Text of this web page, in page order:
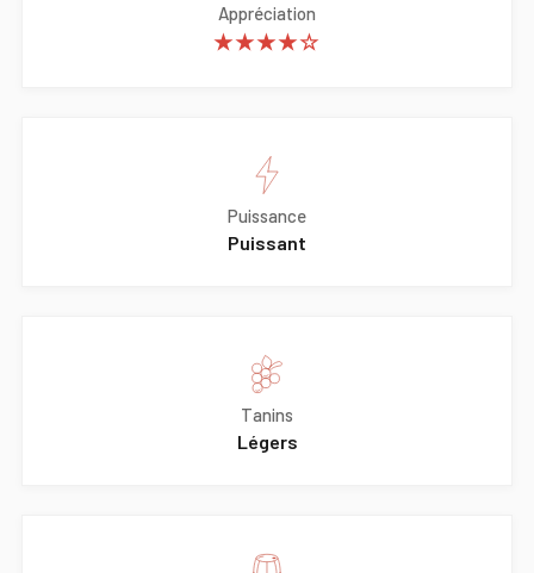
Appréciation
★★★★☆
Puissance
Puissant
Tanins
Légers